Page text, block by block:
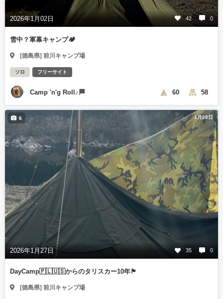
2026年1月02日 42 0
雪中？軍幕キャンプ🏕️
[徳島県] 前川キャンプ場
ソロ フリーサイト
Camp 'n'g Roll♪🏁 60 58
1月28日
2026年1月27日 35 0
6
DayCamp🇵🇱🇺🇸からのタリスカー10年🏴󠁧󠁢󠁳󠁣󠁴󠁿
[徳島県] 前川キャンプ場